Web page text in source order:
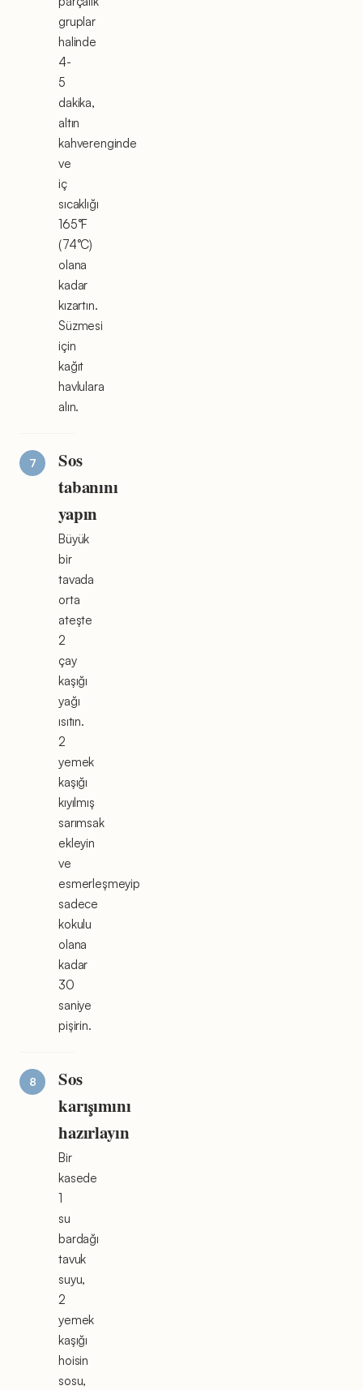
gruplar
halinde
4-
5
dakika,
altın
kahverenginde
ve
iç
sıcaklığı
165°F
(74°C)
olana
kadar
kızartın.
Süzmesi
için
kağıt
havlulara
alın.
Sos
tabanını
yapın
Büyük
bir
tavada
orta
ateşte
2
çay
kaşığı
yağı
ısıtın.
2
yemek
kaşığı
kıyılmış
sarımsak
ekleyin
ve
esmerleşmeyip
sadece
kokulu
olana
kadar
30
saniye
pişirin.
Sos
karışımını
hazırlayın
Bir
kasede
1
su
bardağı
tavuk
suyu,
2
yemek
kaşığı
hoisin
sosu,